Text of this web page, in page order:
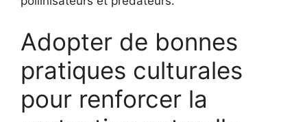
Adopter de bonnes
pratiques culturales
pour renforcer la